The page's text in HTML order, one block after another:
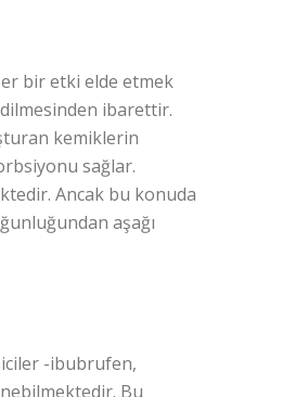
bir etki elde etmek
ibarettir.
kemiklerin
sağlar.
Ancak bu konuda
aşağı
-ibubrufen,
Bu